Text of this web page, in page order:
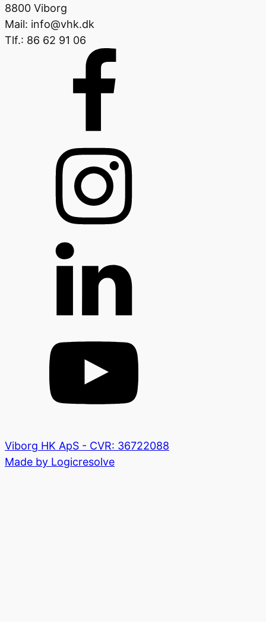
8800 Viborg
Mail: info@vhk.dk
Tlf.: 86 62 91 06
Viborg HK ApS - CVR: 36722088
Made by Logicresolve